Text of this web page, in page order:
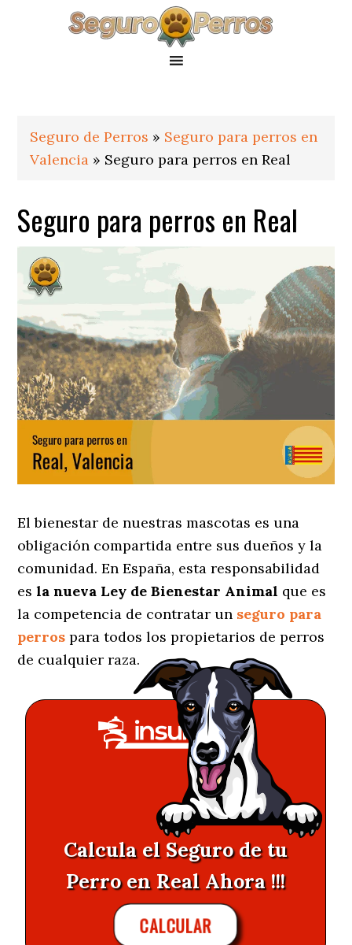
Seguro de Perros » Seguro para perros en
Valencia » Seguro para perros en Real
Seguro para perros en Real
El bienestar de nuestras mascotas es una
obligación compartida entre sus dueños y la
comunidad. En España, esta responsabilidad
esla nueva Ley de Bienestar Animal que es
la competencia de contratar un seguro para
perros para todos los propietarios de perros
de cualquier raza.
Calcula el Seguro de tu
Perro en Real Ahora !!!
CALCULAR